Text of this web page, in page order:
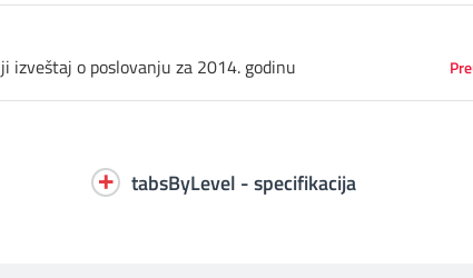
izveštaj o poslovanju za 2014. godinu
tabsByLevel - specifikacija